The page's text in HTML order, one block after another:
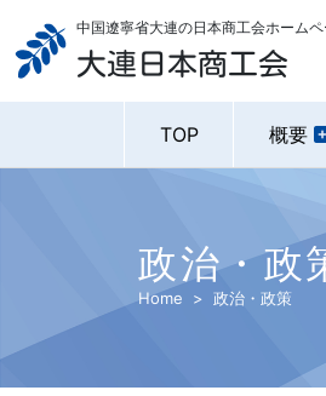
大連日本商工会
中国遼寧省大連の日本商工会ホーム
TOP 概要
政治・政
Home 政治・政策